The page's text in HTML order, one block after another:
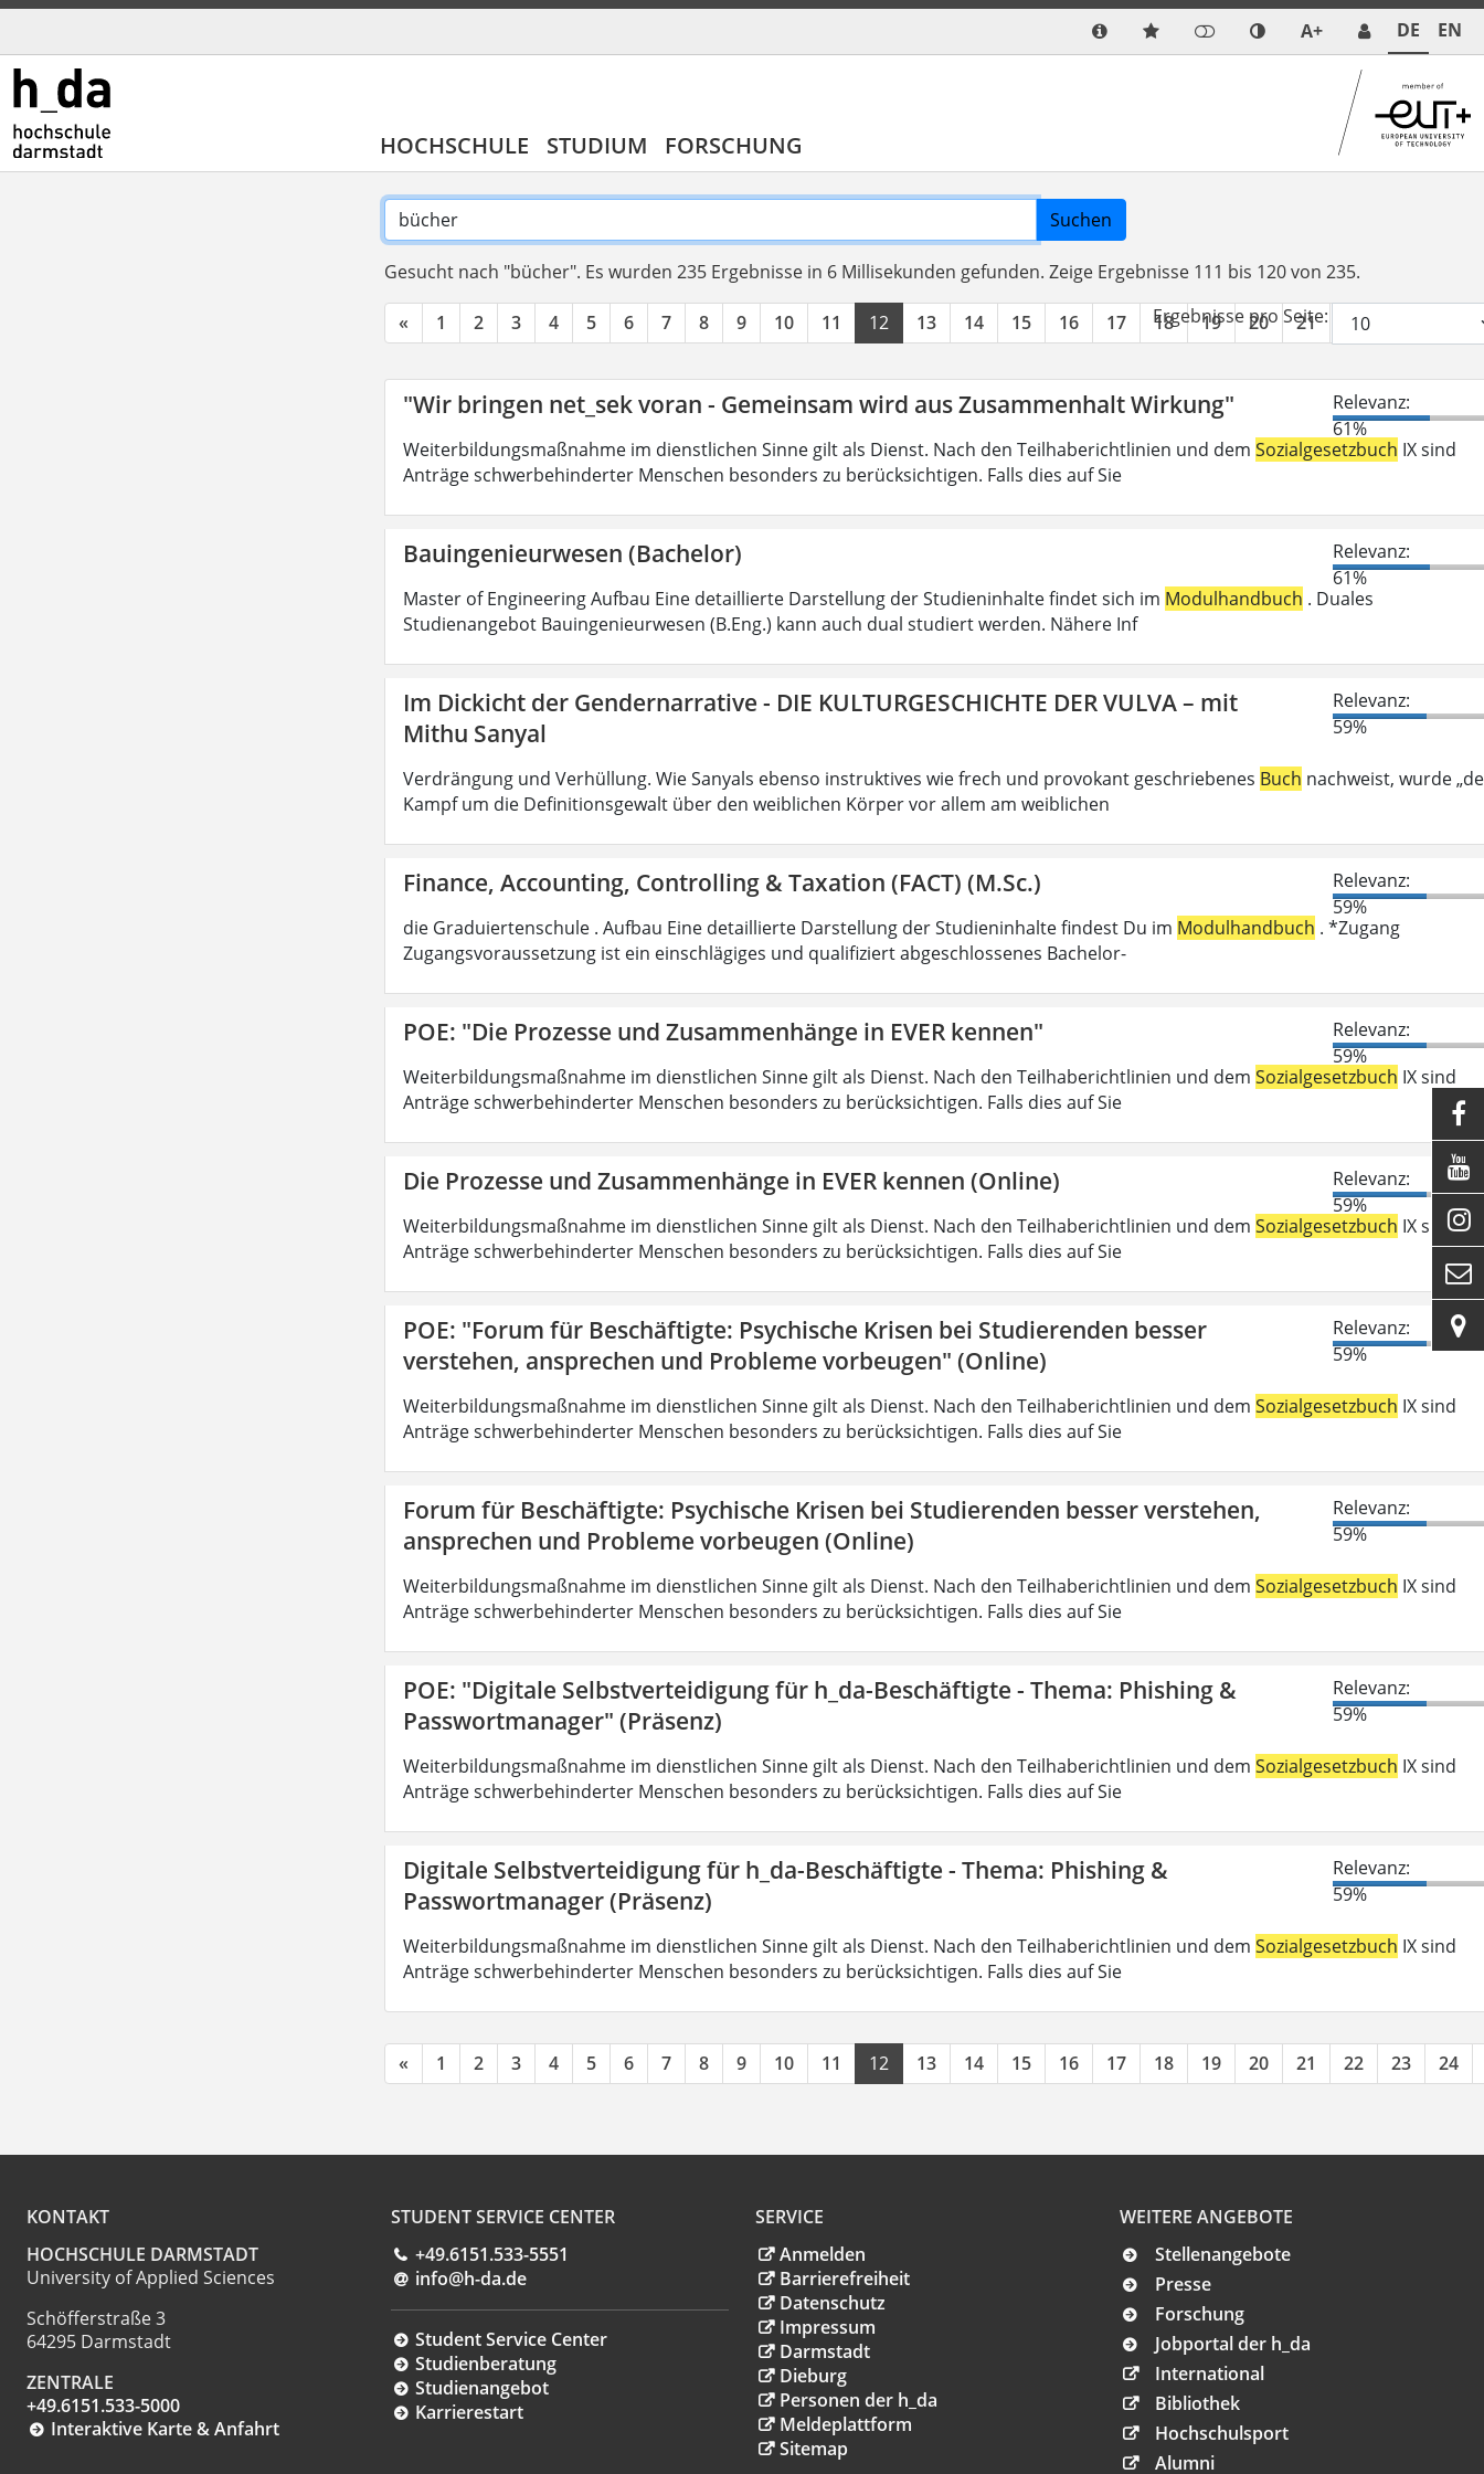
A+ DE EN
HOCHSCHULE STUDIUM FORSCHUNG
Suchen
Gesucht nach "bücher". Es wurden 235 Ergebnisse in 6 Millisekunden gefunden. Zeige Ergebnisse 111 bis 120 von 235.
« 1 2 3 4 5 6 7 8 9 10 11 12 13 14 15 16 17 18 19 20 21 22
Ergebnisse pro Seite:
"Wir bringen net_sek voran - Gemeinsam wird aus Zusammenhalt Wirkung"
Relevanz:
61%
Weiterbildungsmaßnahme im dienstlichen Sinne gilt als Dienst. Nach den Teilhaberichtlinien und dem Sozialgesetzbuch IX sind
Anträge schwerbehinderter Menschen besonders zu berücksichtigen. Falls dies auf Sie
Bauingenieurwesen (Bachelor)
Relevanz:
61%
Master of Engineering Aufbau Eine detaillierte Darstellung der Studieninhalte findet sich im Modulhandbuch . Duales
Studienangebot Bauingenieurwesen (B.Eng.) kann auch dual studiert werden. Nähere Inf
Im Dickicht der Gendernarrative - DIE KULTURGESCHICHTE DER VULVA – mit
Mithu Sanyal
Relevanz:
59%
Verdrängung und Verhüllung. Wie Sanyals ebenso instruktives wie frech und provokant geschriebenes Buch nachweist, wurde
Kampf um die Definitionsgewalt über den weiblichen Körper vor allem am weiblichen
Finance, Accounting, Controlling & Taxation (FACT) (M.Sc.)
Relevanz:
59%
die Graduiertenschule . Aufbau Eine detaillierte Darstellung der Studieninhalte findest Du im Modulhandbuch . *Zugang
Zugangsvoraussetzung ist ein einschlägiges und qualifiziert abgeschlossenes Bachelor-
POE: "Die Prozesse und Zusammenhänge in EVER kennen"
Relevanz:
59%
Weiterbildungsmaßnahme im dienstlichen Sinne gilt als Dienst. Nach den Teilhaberichtlinien und dem Sozialgesetzbuch IX sind
Anträge schwerbehinderter Menschen besonders zu berücksichtigen. Falls dies auf Sie
Die Prozesse und Zusammenhänge in EVER kennen (Online)
Relevanz:
59%
Weiterbildungsmaßnahme im dienstlichen Sinne gilt als Dienst. Nach den Teilhaberichtlinien und dem Sozialgesetzbuch IX sind
Anträge schwerbehinderter Menschen besonders zu berücksichtigen. Falls dies auf Sie
POE: "Forum für Beschäftigte: Psychische Krisen bei Studierenden besser
verstehen, ansprechen und Probleme vorbeugen" (Online)
Relevanz:
59%
Weiterbildungsmaßnahme im dienstlichen Sinne gilt als Dienst. Nach den Teilhaberichtlinien und dem Sozialgesetzbuch IX sind
Anträge schwerbehinderter Menschen besonders zu berücksichtigen. Falls dies auf Sie
Forum für Beschäftigte: Psychische Krisen bei Studierenden besser verstehen,
ansprechen und Probleme vorbeugen (Online)
Relevanz:
59%
Weiterbildungsmaßnahme im dienstlichen Sinne gilt als Dienst. Nach den Teilhaberichtlinien und dem Sozialgesetzbuch IX sind
Anträge schwerbehinderter Menschen besonders zu berücksichtigen. Falls dies auf Sie
POE: "Digitale Selbstverteidigung für h_da-Beschäftigte - Thema: Phishing &
Passwortmanager" (Präsenz)
Relevanz:
59%
Weiterbildungsmaßnahme im dienstlichen Sinne gilt als Dienst. Nach den Teilhaberichtlinien und dem Sozialgesetzbuch IX sind
Anträge schwerbehinderter Menschen besonders zu berücksichtigen. Falls dies auf Sie
Digitale Selbstverteidigung für h_da-Beschäftigte - Thema: Phishing &
Passwortmanager (Präsenz)
Relevanz:
59%
Weiterbildungsmaßnahme im dienstlichen Sinne gilt als Dienst. Nach den Teilhaberichtlinien und dem Sozialgesetzbuch IX sind
Anträge schwerbehinderter Menschen besonders zu berücksichtigen. Falls dies auf Sie
« 1 2 3 4 5 6 7 8 9 10 11 12 13 14 15 16 17 18 19 20 21 22 23 24
KONTAKT
HOCHSCHULE DARMSTADT
University of Applied Sciences
Schöfferstraße 3
64295 Darmstadt
ZENTRALE
+49.6151.533-5000
Interaktive Karte & Anfahrt
STUDENT SERVICE CENTER
+49.6151.533-5551
info@h-da.de
Student Service Center
Studienberatung
Studienangebot
Karrierestart
SERVICE
Anmelden
Barrierefreiheit
Datenschutz
Impressum
Darmstadt
Dieburg
Personen der h_da
Meldeplattform
Sitemap
WEITERE ANGEBOTE
Stellenangebote
Presse
Forschung
Jobportal der h_da
International
Bibliothek
Hochschulsport
Alumni




